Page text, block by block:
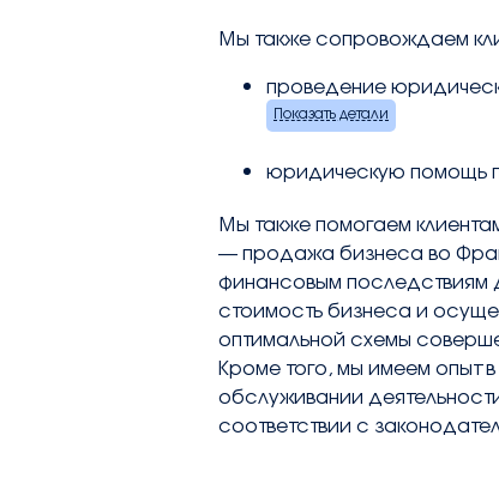
Мы также сопровождаем
проведение
Показать детали
юридическую помощь
Мы также помогаем
— продажа бизнеса во
финансовым последствиям
стоимость бизнеса и
оптимальной схемы
Кроме того, мы имеем опыт
обслуживании
соответствии с